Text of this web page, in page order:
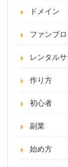
ドメイン
ファンブロ
レンタル
作り方
初心者
副業
始め方